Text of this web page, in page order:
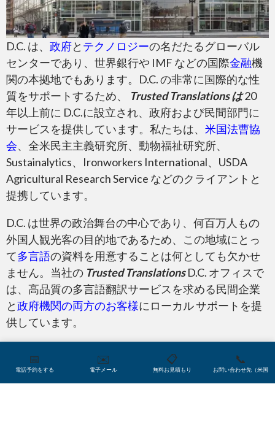
D.C. は、 政府と テクノロジーの名だたるグローバル
センターであり、世界銀行や IMF などの国際金融機
関の本拠地でもあります。D.C. の非常に国際的な性
質をサポートするため、
Trusted Translations は20
年以上前に D.C.に設立され、政府および民間部門に
サービスを提供しています。私たちは、 米国法曹協
会、全米民主主義研究所、動物福祉研究所、
Sustainalytics、Ironworkers International、USDA
Agricultural Research Service などのクライアントと
提携しています。
D.C. は世界の政治舞台の中心であり、何百万人もの
外国人観光客の目的地であるため、この地域にとっ
て多言語の資料を用意することは何としても欠かせ
ません。当社の Trusted TranslationsD.C. オフィスで
は、高品質の多言語翻訳サービスを求める民間企業
と政府機関の両方のお客様にローカル サポートを提
供しています。
ワシントンD.C.について
📅
電話予約をする
✉️
電子メール
📋
無料お見積もり
📞
お問い合わせ先（米国